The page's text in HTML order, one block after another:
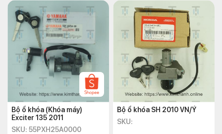
Bộ ổ khóa (Khóa máy)
Exciter 135 2011
SKU: 55PXH25A0000
Bộ ổ khóa SH 2010 VN/Ý
SKU: